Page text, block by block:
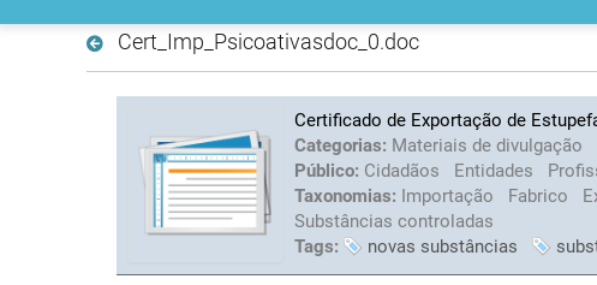
Cert_Imp_Psicoativasdoc_0.doc
Certificado de Exportação de
Categorias: Materiais de divulgação
Público: Cidadãos Entidades
Taxonomias: Importação Fabrico
Substâncias controladas
Tags:
novas substâncias